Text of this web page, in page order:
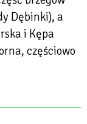
Dębinki), a
i Kępa
częściowo